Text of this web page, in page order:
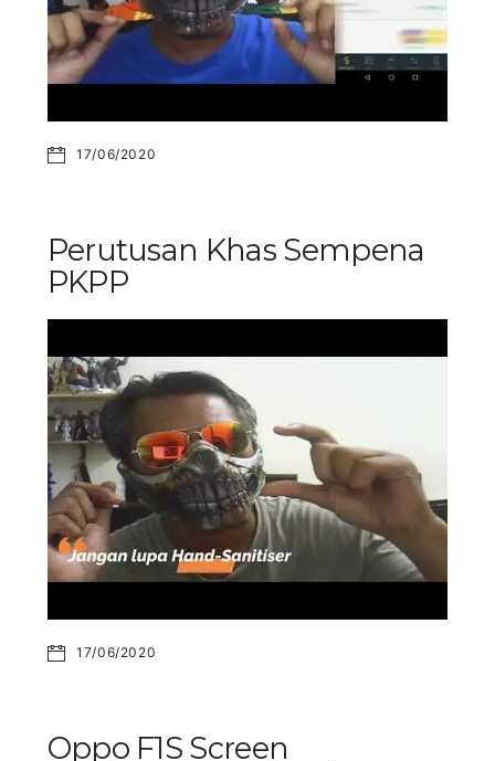
17/06/2020
Perutusan Khas Sempena
PKPP
17/06/2020
Oppo F1S Screen